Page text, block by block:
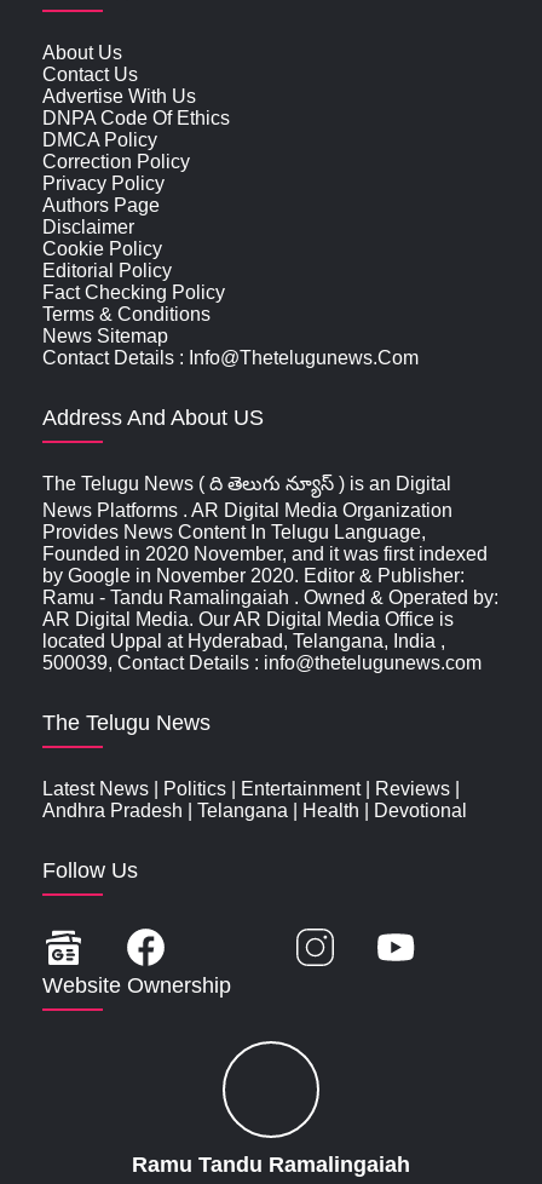
About Us
Contact Us
Advertise With Us
DNPA Code Of Ethics
DMCA Policy
Correction Policy
Privacy Policy
Authors Page
Disclaimer
Cookie Policy
Editorial Policy
Fact Checking Policy
Terms & Conditions
News Sitemap
Contact Details : Info@thetelugunews.com
Address And About US
The Telugu News ( ది తెలుగు న్యూస్‌ ) is an Digital
News Platforms . AR Digital Media Organization
Provides News Content In Telugu Language,
Founded in 2020 November, and it was first indexed
by Google in November 2020. Editor & Publisher:
Ramu - Tandu Ramalingaiah . Owned & Operated by:
AR Digital Media. Our AR Digital Media Office is
located Uppal at Hyderabad, Telangana, India ,
500039, Contact Details : info@thetelugunews.com
The Telugu News
Latest News Politics Entertainment| Reviews
Andhra Pradesh
Telangana Health Devotional
Follow Us
Website Ownership
Ramu Tandu Ramalingaiah